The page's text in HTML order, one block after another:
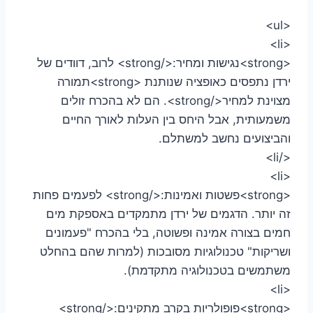
<ul>
<li>
<strong>נגישות ומחיר:</strong> לרוב, דוודים של
ירדן נתפסים כאופציה שנותנת <strong>תמורה
מצוינת למחיר</strong>. הם לא בהכרח זולים
משמעותית, אבל היחס בין העלות לאורך החיים
והביצועים נחשב למשתלם.
</li>
<li>
<strong>פשטות ואמינות:</strong> לפעמים פחות
זה יותר. הדגמים של ירדן מתמקדים באספקת מים
חמים בצורה אמינה ופשוטה, בלי בהכרח "פעמונים
ושריקות" טכנולוגיות מסובכות (למרות שהם בהחלט
משתמשים בטכנולוגיה מתקדמת).
<li>
<strong>פופולריות בקרב מתקינים:</strong>